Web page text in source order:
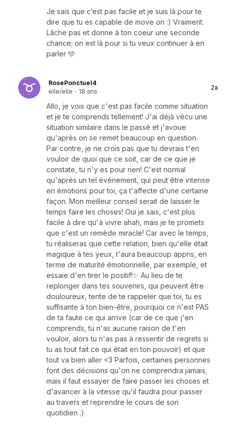
Je sais que c’est pas facile et je suis là pour te
dire que tu es capable de move on :) Vraiment.
Lâche pas et donne à ton coeur une seconde
chance; on est là pour si tu veux continuer à en
parler 🩵
RosePonctuel4
elle/elle · 18 ans
2a
Allo, je vois que c'est pas facile comme situation
et je te comprends tellement! J'ai déjà vécu une
situation similaire dans le passé et j'avoue
qu'après on se remet beaucoup en question.
Par contre, je ne crois pas que tu devrais t'en
vouloir de quoi que ce soit, car de ce que je
constate, tu n'y es pour rien! C'est normal
qu'après un tel évènement, qui peut être intense
en émotions pour toi, ça t'affecte d'une certaine
façon. Mon meilleur conseil serait de laisser le
temps faire les choses! Oui je sais, c'est plus
facile à dire qu'à vivre ahah, mais je te promets
que c'est un remède miracle! Car avec le temps,
tu réaliseras que cette relation, bien qu'elle était
magique à tes yeux, t'aura beaucoup appris, en
terme de maturité émotionnelle, par exemple, et
essaie d'en tirer le positif!✨ Au lieu de te
replonger dans tes souvenirs, qui peuvent être
douloureux, tente de te rappeler que toi, tu es
suffisante à ton bien-être, pourquoi ce n'est PAS
de ta faute ce qui arrive (car de ce que j'en
comprends, tu n'as aucune raison de t'en
vouloir, alors tu n'as pas à ressentir de regrets si
tu as tout fait ce qui était en ton pouvoir) et que
tout va bien aller <3 Parfois, certaines personnes
font des décisions qu'on ne comprendra jamais,
mais il faut essayer de faire passer les choses et
d'avancer à la vitesse qu'il faudra pour passer
au travers et reprendre le cours de son
quotidien :)